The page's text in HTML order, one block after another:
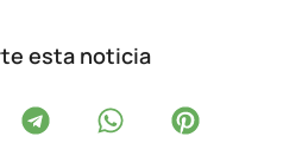
esta noticia